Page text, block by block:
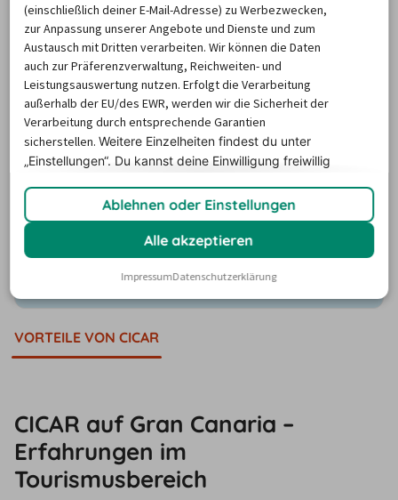
Ob am Flughafen, Bahnhof oder in der Nähe der
Unterkunft: Der billiger-mietwagen.de Abhol-Atlas zeigt
alle nahegelegenen Autovermietungen und
Rückgabestationen auf Gran Canaria. Für Städtetrips,
Landpartien…und mehr Flexibilität im Urlaub! Na, wo
soll der Roadtrip starten?
Um die Karte und die Stationsinformationen
anzuzeigen, aktiviere bitte Cookies.
Klicke hier, um deine Cookie-Einstellungen zu
VORTEILE VON CICAR
CICAR auf Gran Canaria –
Erfahrungen im
Tourismusbereich
(einschließlich deiner E-Mail-Adresse) zu Werbezwecken,
zur Anpassung unserer Angebote und Dienste und zum
Austausch mit Dritten verarbeiten. Wir können die Daten
auch zur Präferenzverwaltung, Reichweiten- und
Leistungsauswertung nutzen. Erfolgt die Verarbeitung
außerhalb der EU/des EWR, werden wir die Sicherheit der
Verarbeitung durch entsprechende Garantien
sicherstellen.Weitere Einzelheiten findest du unter
„Einstellungen“. Du kannst deine Einwilligung freiwillig
Ablehnen oder Einstellungen
Alle akzeptieren
ImpressumDatenschutzerklärung